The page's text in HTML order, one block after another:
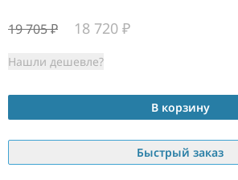
19 705₽ 18 720 ₽
Нашли дешевле?
В корзину
Быстрый заказ